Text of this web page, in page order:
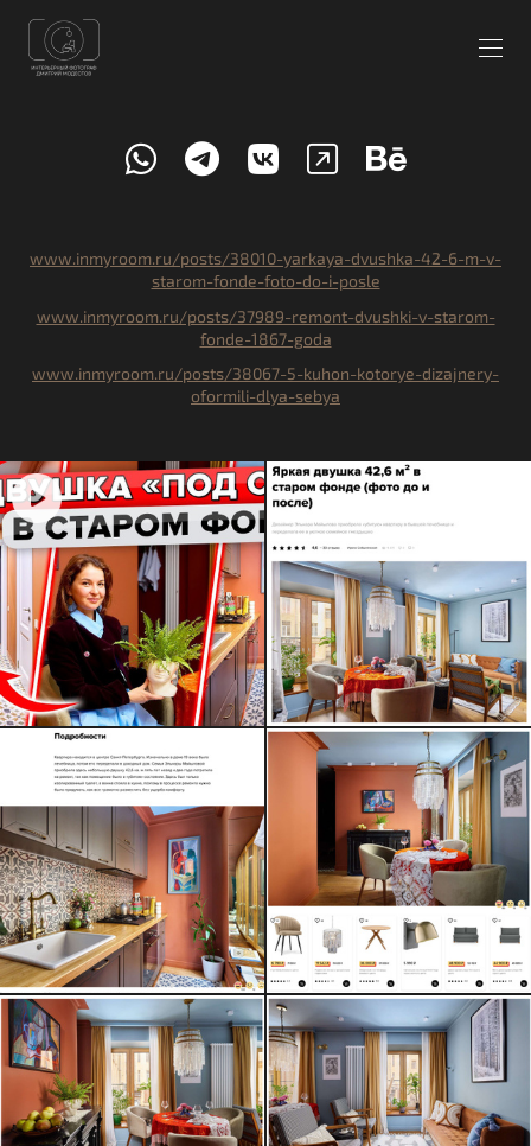
www.inmyroom.ru/posts/38010-yarkaya-dvushka-42-6-m-v-
starom-fonde-foto-do-i-posle
www.inmyroom.ru/posts/37989-remont-dvushki-v-starom-
fonde-1867-goda
www.inmyroom.ru/posts/38067-5-kuhon-kotorye-dizajnery-
oformili-dlya-sebya